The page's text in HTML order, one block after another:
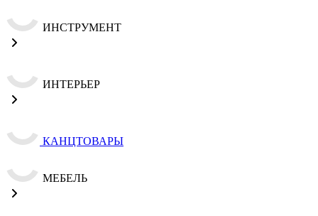
ИНСТРУМЕНТ
ИНТЕРЬЕР
КАНЦТОВАРЫ
МЕБЕЛЬ